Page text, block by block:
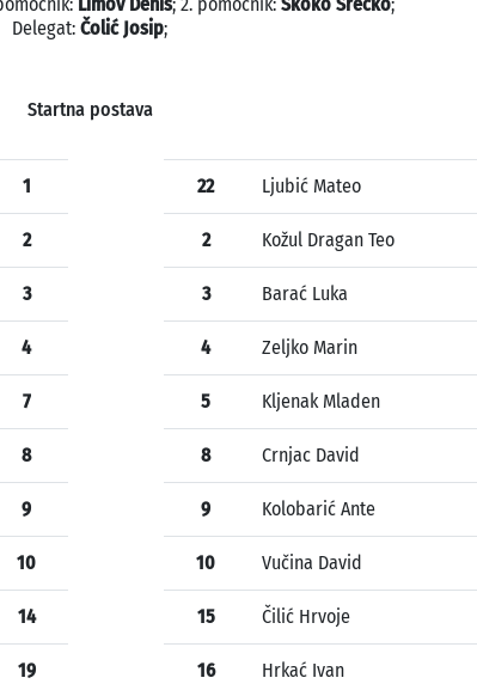
Limov Denis; 2. pomoćnik: Skoko Srećko;
Delegat: Čolić Josip;
Startna postava
1
2
3
4
7
8
9
10
14
19
22 Ljubić Mateo
2 Kožul Dragan Teo
3 Barać Luka
4 Zeljko Marin
5 Kljenak Mladen
8 Crnjac David
9 Kolobarić Ante
10 Vučina David
15 Čilić Hrvoje
16 Hrkać Ivan